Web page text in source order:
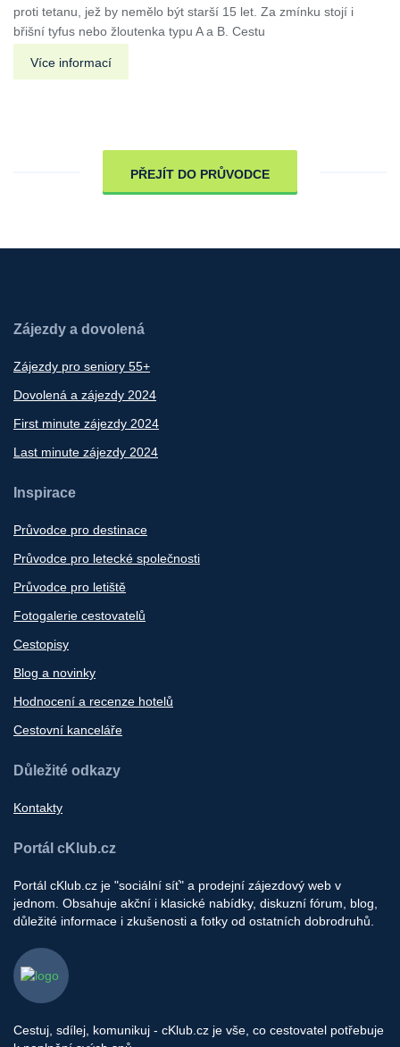
proti tetanu, jež by nemělo být starší 15 let. Za zmínku stojí i
břišní tyfus nebo žloutenka typu A a B. Cestu
Více informací
PŘEJÍT DO PRŮVODCE
Zájezdy a dovolená
Zájezdy pro seniory 55+
Dovolená a zájezdy 2024
First minute zájezdy 2024
Last minute zájezdy 2024
Inspirace
Průvodce pro destinace
Průvodce pro letecké společnosti
Průvodce pro letiště
Fotogalerie cestovatelů
Cestopisy
Blog a novinky
Hodnocení a recenze hotelů
Cestovní kanceláře
Důležité odkazy
Kontakty
Portál cKlub.cz
Portál cKlub.cz je "sociální síť" a prodejní zájezdový web v
jednom. Obsahuje akční i klasické nabídky, diskuzní fórum, blog,
důležité informace i zkušenosti a fotky od ostatních dobrodruhů.
Cestuj, sdílej, komunikuj - cKlub.cz je vše, co cestovatel potřebuje